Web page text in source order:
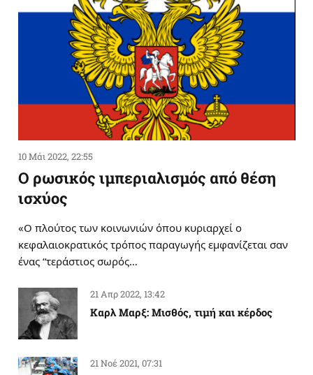
10 Μάι 2022, 22:55
Ο ρωσικός ιμπεριαλισμός από θέση
ισχύος
«Ο πλούτος των κοινωνιών όπου κυριαρχεί ο
κεφαλαιοκρατικός τρόπος παραγωγής εμφανίζεται σαν
ένας “τεράστιος σωρός…
21 Απρ 2022, 13:42
Καρλ Μαρξ: Μισθός, τιμή και κέρδος
21 Νοέ 2021, 07:31